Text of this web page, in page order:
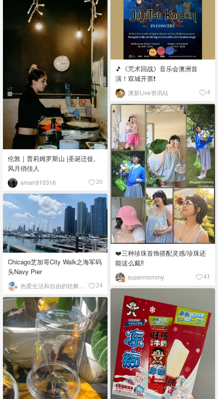
🎵《咒术回战》音乐会澳洲首
演！双城开票❗️
澳新Live资讯站 4
伦敦｜普莉姆罗斯山 |圣诞迁徙,
风月俏佳人
aman910316 20
❤️三种珍珠首饰搭配灵感/珍珠还
能这么戴‼️
supermommy 41
Chicago芝加哥City Walk之海军码
头Navy Pier
24